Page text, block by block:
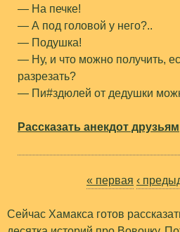
— На печке!
— А под головой у него?..
— Подушка!
— Ну, и что можно получить,
разрезать?
— Пи#здюлей от дедушки
Рассказать анекдот друзьям
С
« первая ‹
Сейчас Хамакса готов